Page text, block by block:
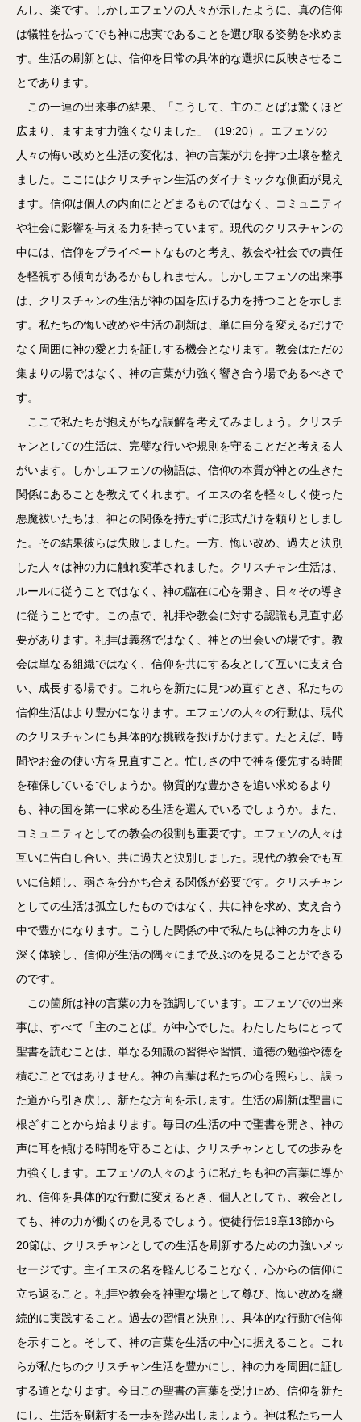
んし、楽です。しかしエフェソの人々が示したように、真の信仰
は犠牲を払ってでも神に忠実であることを選び取る姿勢を求めま
す。生活の刷新とは、信仰を日常の具体的な選択に反映させるこ
とであります。
この一連の出来事の結果、「こうして、主のことばは驚くほど
広まり、ますます力強くなりました」（19:20）。エフェソの
人々の悔い改めと生活の変化は、神の言葉が力を持つ土壌を整え
ました。ここにはクリスチャン生活のダイナミックな側面が見え
ます。信仰は個人の内面にとどまるものではなく、コミュニティ
や社会に影響を与える力を持っています。現代のクリスチャンの
中には、信仰をプライベートなものと考え、教会や社会での責任
を軽視する傾向があるかもしれません。しかしエフェソの出来事
は、クリスチャンの生活が神の国を広げる力を持つことを示しま
す。私たちの悔い改めや生活の刷新は、単に自分を変えるだけで
なく周囲に神の愛と力を証しする機会となります。教会はただの
集まりの場ではなく、神の言葉が力強く響き合う場であるべきで
す。
ここで私たちが抱えがちな誤解を考えてみましょう。クリスチ
ャンとしての生活は、完璧な行いや規則を守ることだと考える人
がいます。しかしエフェソの物語は、信仰の本質が神との生きた
関係にあることを教えてくれます。イエスの名を軽々しく使った
悪魔祓いたちは、神との関係を持たずに形式だけを頼りとしまし
た。その結果彼らは失敗しました。一方、悔い改め、過去と決別
した人々は神の力に触れ変革されました。クリスチャン生活は、
ルールに従うことではなく、神の臨在に心を開き、日々その導き
に従うことです。この点で、礼拝や教会に対する認識も見直す必
要があります。礼拝は義務ではなく、神との出会いの場です。教
会は単なる組織ではなく、信仰を共にする友として互いに支え合
い、成長する場です。これらを新たに見つめ直すとき、私たちの
信仰生活はより豊かになります。エフェソの人々の行動は、現代
のクリスチャンにも具体的な挑戦を投げかけます。たとえば、時
間やお金の使い方を見直すこと。忙しさの中で神を優先する時間
を確保しているでしょうか。物質的な豊かさを追い求めるより
も、神の国を第一に求める生活を選んでいるでしょうか。また、
コミュニティとしての教会の役割も重要です。エフェソの人々は
互いに告白し合い、共に過去と決別しました。現代の教会でも互
いに信頼し、弱さを分かち合える関係が必要です。クリスチャン
としての生活は孤立したものではなく、共に神を求め、支え合う
中で豊かになります。こうした関係の中で私たちは神の力をより
深く体験し、信仰が生活の隅々にまで及ぶのを見ることができる
のです。
この箇所は神の言葉の力を強調しています。エフェソでの出来
事は、すべて「主のことば」が中心でした。わたしたちにとって
聖書を読むことは、単なる知識の習得や習慣、道徳の勉強や徳を
積むことではありません。神の言葉は私たちの心を照らし、誤っ
た道から引き戻し、新たな方向を示します。生活の刷新は聖書に
根ざすことから始まります。毎日の生活の中で聖書を開き、神の
声に耳を傾ける時間を守ることは、クリスチャンとしての歩みを
力強くします。エフェソの人々のように私たちも神の言葉に導か
れ、信仰を具体的な行動に変えるとき、個人としても、教会とし
ても、神の力が働くのを見るでしょう。使徒行伝19章13節から
20節は、クリスチャンとしての生活を刷新するための力強いメッ
セージです。主イエスの名を軽んじることなく、心からの信仰に
立ち返ること。礼拝や教会を神聖な場として尊び、悔い改めを継
続的に実践すること。過去の習慣と決別し、具体的な行動で信仰
を示すこと。そして、神の言葉を生活の中心に据えること。これ
らが私たちのクリスチャン生活を豊かにし、神の力を周囲に証し
する道となります。今日この聖書の言葉を受け止め、信仰を新た
にし、生活を刷新する一歩を踏み出しましょう。神は私たち一人